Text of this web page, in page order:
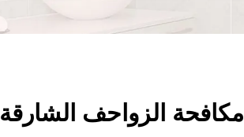
مكافحة الزواحف الشارقة